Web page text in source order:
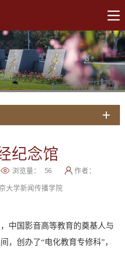
纪念馆
浏览量： 56 作者：
大学新闻传播学院
中国影音高等教育的奠基人与
，创办了“电化教育专修科”，